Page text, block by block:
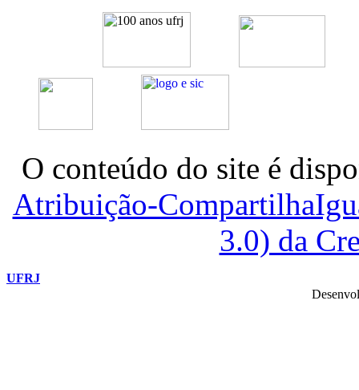
O conteúdo do site é
Atribuição-
3.0) da
UFRJ